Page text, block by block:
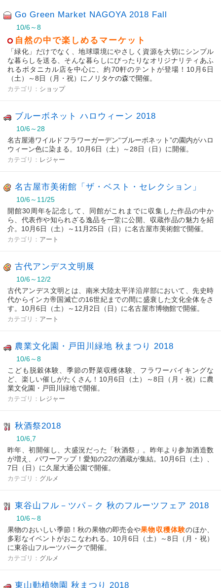
Go Green Market NAGOYA 2018 Fall
10/6～8
自然の中で楽しめるマーケット
「緑化」だけでなく、地球環境にやさしく資源を大切にシンプル
な暮らしを送る、そんな暮らしにぴったりなオリジナリティあふ
れるボタニカル店を中心に、約70軒のテントが登場！10月6日
（土）～8日（月・祝）にノリタケの森で開催。
カテゴリ： ショップ
ブルーボネット ハロウィーン 2018
10/6～28
名古屋港ワイルドフラワーガーデン“ブルーボネット”の園内がハロ
ウィーン色に染まる。10月6日（土）～28日（日）に開催。
カテゴリ： レジャー
名古屋市美術館「ザ・ベスト・セレクション」
10/6～11/25
開館30周年を記念して、同館がこれまでに収集した作品の中か
ら、代表作や知られざる逸品を一堂に公開、収蔵作品の魅力を紹
介。10月6日（土）～11月25日（日）に名古屋市美術館で開催。
カテゴリ： アート
古代アンデス文明展
10/6～12/2
古代アンデス文明とは、南米大陸太平洋沿岸部において、先史時
代からインカ帝国滅亡の16世紀までの間に盛衰した文化全体をさ
す。10月6日（土）～12月2日（日）に名古屋市博物館で開催。
カテゴリ： アート
農業文化園・戸田川緑地 秋まつり 2018
10/6～8
こども脱穀体験、季節の野菜収穫体験、フラワーバイキングな
ど、楽しい催しがたくさん！10月6日（土）～8日（月・祝）に農
業文化園・戸田川緑地で開催。
カテゴリ： レジャー
秋酒祭2018
10/6,7
昨年、初開催し、大盛況だった「秋酒祭」。昨年より参加酒造数
が増え、パワーアップ！愛知の22の酒蔵が集結。10月6日（土）、
7日（日）に久屋大通公園で開催。
カテゴリ： グルメ
東谷山フル－ツパ－ク 秋のフルーツフェア 2018
10/6～8
果物のおいしい季節！秋の果物の即売会や果物収穫体験のほか、
多彩なイベントがおこなわれる。10月6日（土）～8日（月・祝）
に東谷山フルーツパークで開催。
カテゴリ： グルメ
東山動植物園 秋まつり 2018